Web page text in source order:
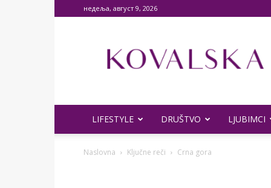
недеља, август 9, 2026
–
Vaša
LIFESTYLE DRUŠTVO LJUBIMCI
Naslovna Ključne reči Crna gora